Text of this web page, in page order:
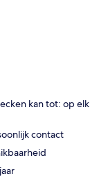
kan tot: op elk
contact